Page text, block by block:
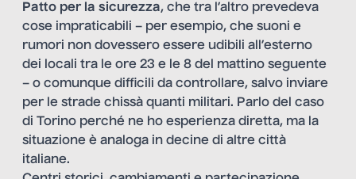
Patto per la sicurezza, che tra l’altro prevedeva
cose impraticabili – per esempio, che suoni e
rumori non dovessero essere udibili all’esterno
dei locali tra le ore 23 e le 8 del mattino seguente
– o comunque difficili da controllare, salvo inviare
per le strade chissà quanti militari. Parlo del caso
di Torino perché ne ho esperienza diretta, ma la
situazione è analoga in decine di altre città
italiane.